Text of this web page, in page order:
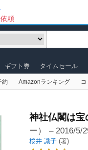
依頼